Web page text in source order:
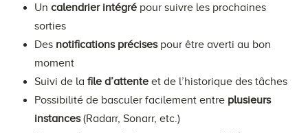
Un calendrier intégré pour suivre les prochaines
sorties
Des notifications précisespour être averti au bon
moment
Suivi de la file d’attente et de l’historique des tâches
Possibilité de basculer facilement entre plusieurs
instances(Radarr, Sonarr, etc.)